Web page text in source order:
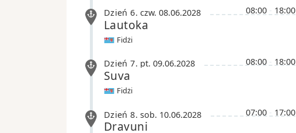
08:00 - 18:00
Dzień 6. czw. 08.06.2028
Lautoka
Fidżi
08:00 - 18:00
Dzień 7. pt. 09.06.2028
Suva
Fidżi
07:00 - 17:00
Dzień 8. sob. 10.06.2028
Dravuni